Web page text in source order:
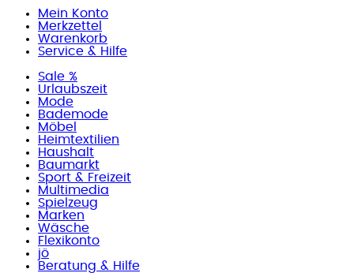
Mein Konto
Merkzettel
Warenkorb
Service & Hilfe
Sale %
Urlaubszeit
Mode
Bademode
Möbel
Heimtextilien
Haushalt
Baumarkt
Sport & Freizeit
Multimedia
Spielzeug
Marken
Wäsche
Flexikonto
jö
Beratung & Hilfe